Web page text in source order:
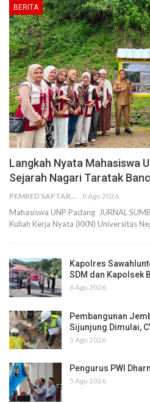
BERITA
Langkah Nyata Mahasiswa
Sejarah Nagari Taratak
PEMRED SAPTARIUS 8 Agu 2026
Mahasiswa UNP Padang JURNAL
Kuliah Kerja Nyata (KKN) Universitas
Kapolres
SDM dan Kapolsek
6 Agu 2026
Pembangunan
Sijunjung Dimulai,
5 Agu 2026
Pengurus PWI
5 Agu 2026